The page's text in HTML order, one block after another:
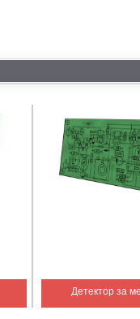
Детектор за